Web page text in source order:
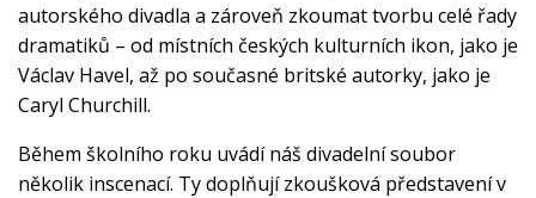
autorského divadla a zároveň zkoumat tvorbu celé řady
dramatiků – od místních českých kulturních ikon, jako je
Václav Havel, až po současné britské autorky, jako je
Caryl Churchill.
Během školního roku uvádí náš divadelní soubor
několik inscenací. Ty doplňují zkoušková představení v